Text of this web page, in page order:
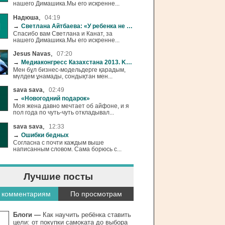
нашего Димашика.Мы его искренне...
Надюша
04:19
→ Светлана Айтбаева: «У ребенка не должно быть свободного времени»
Спасибо вам Светлана и Канат, за
нашего Димашика.Мы его искренне...
Jesus Navas, 07:20
→ Медиаконгресс Казахстана 2013. Kazakhstan OnLike
Мен бұл бизнес-модельдерге қарадым,
мүлдем ұнамады, сондықтан мен...
sava sava, 02:49
→ «Новогодний подарок»
Моя жена давно мечтает об айфоне, и я
пол года по чуть-чуть откладывал...
sava sava
12:33
→ Ошибки бедных
Согласна с почти каждым выше
написанным словом. Сама борюсь с...
Лучшие посты
По просмотрам
Блоги — Как научить ребёнка ставить
цели: от покупки самоката до выбора